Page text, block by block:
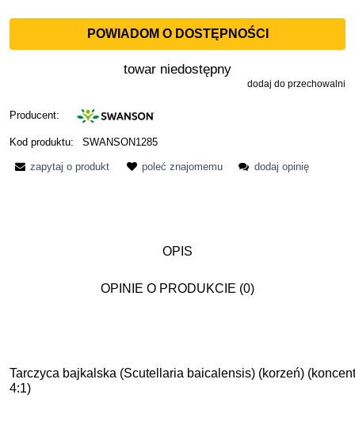
POWIADOM O DOSTĘPNOŚCI
towar niedostępny
dodaj do przechowalni
Producent:
Kod produktu: SWANSON1285
zapytaj o produkt poleć znajomemu dodaj opinię
OPIS
OPINIE O PRODUKCIE (0)
Tarczyca bajkalska (Scutellaria baicalensis) (korzeń)
4:1)